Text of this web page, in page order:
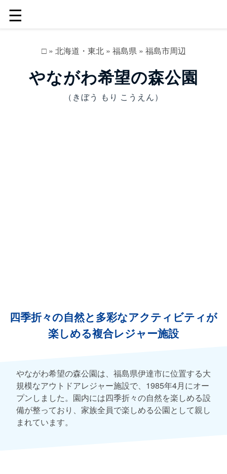
☰
□» 北海道・東北» 福島県» 福島市周辺
やながわ希望の森公園
（きぼう もり こうえん）
四季折々の自然と多彩なアクティビティが
楽しめる複合レジャー施設
やながわ希望の森公園は、福島県伊達市に位置する大
規模なアウトドアレジャー施設で、1985年4月にオー
プンしました。園内には四季折々の自然を楽しめる設
備が整っており、家族全員で楽しめる公園として親し
まれています。